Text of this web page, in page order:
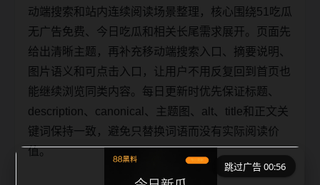
动端搜索和站内连续阅读场景整理，核心围绕51吃瓜
无广告免费、今日吃瓜和相关长尾需求展开。页面先
给出清晰主题，再补充移动端搜索入口、摘要说明、
图片语义和可点击入口，让用户不用反复回到首页也
能继续浏览同类内容。每日更新时优先保证标题、
description、canonical、主题图、alt、title和正文关
键词保持一致，避免只替换词语而没有实际阅读价
值。
跳过广告 00:56